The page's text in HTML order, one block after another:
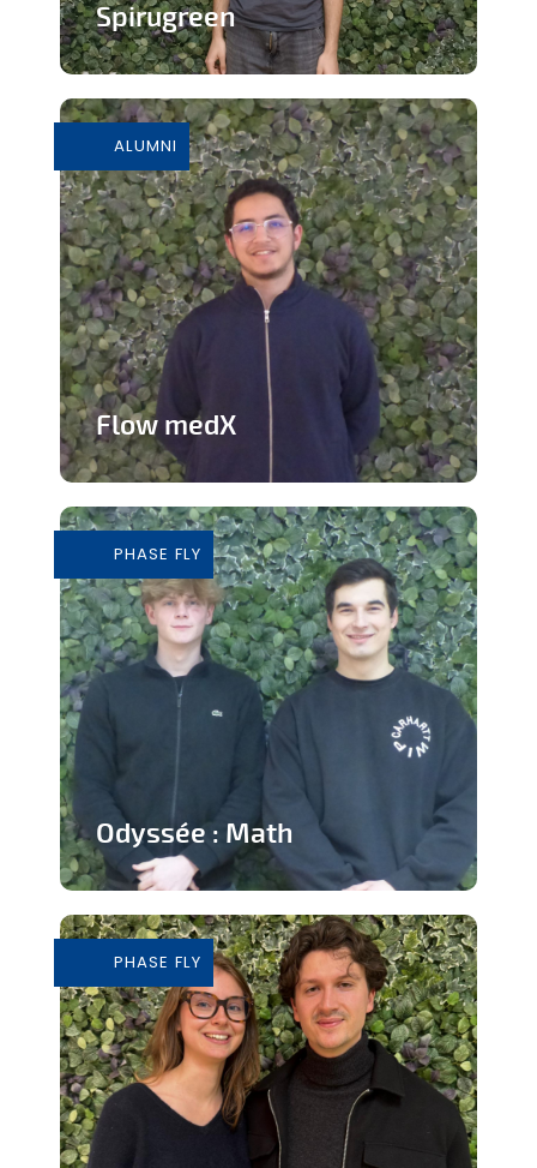
Spirugreen
En savoir plus
ALUMNI
Flow medX
concours de médecine
En savoir plus
PHASE FLY
Odyssée : Math
apprendre les mathématiques
En savoir plus
PHASE FLY